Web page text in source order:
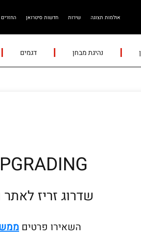
אולמות תצוגה שירות חדשות סיטרואן
נהיגת מבחן דגמים
שדרוג זריז לאתר
השאירו פרטים